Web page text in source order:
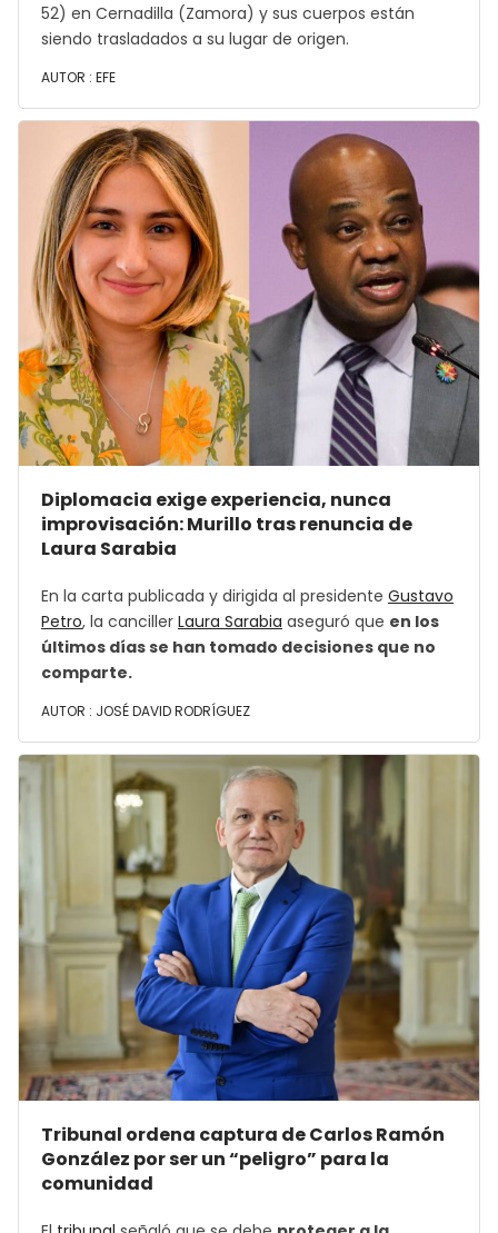
52) en Cernadilla (Zamora) y sus cuerpos están
siendo trasladados a su lugar de origen.
AUTOR : EFE
Diplomacia exige experiencia, nunca
improvisación: Murillo tras renuncia de
Laura Sarabia
En la carta publicada y dirigida al presidente Gustavo
Petro, la canciller Laura Sarabia aseguró que en los
últimos días se han tomado decisiones que no
comparte.
AUTOR : JOSÉ DAVID RODRÍGUEZ
Tribunal ordena captura de Carlos Ramón
González por ser un “peligro” para la
comunidad